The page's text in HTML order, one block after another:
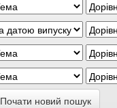
Почати новий пошук